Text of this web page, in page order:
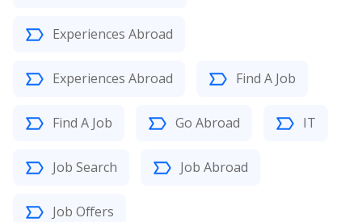
Experiences Abroad
Experiences Abroad Find A Job
Find A Job Go Abroad IT
Job Search Job Abroad
Job Offers